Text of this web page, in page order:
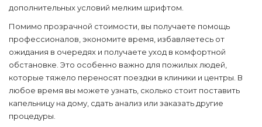
дополнительных условий мелким шрифтом.
Помимо прозрачной стоимости, вы получаете помощь
профессионалов, экономите время, избавляетесь от
ожидания в очередях и получаете уход в комфортной
обстановке. Это особенно важно для пожилых людей,
которые тяжело переносят поездки в клиники и центры. В
любое время вы можете узнать, сколько стоит поставить
капельницу на дому, сдать анализ или заказать другие
процедуры.